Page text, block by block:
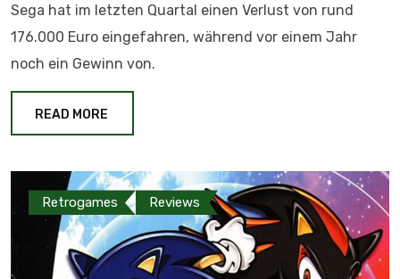
Sega hat im letzten Quartal einen Verlust von rund
176.000 Euro eingefahren, während vor einem Jahr
noch ein Gewinn von.
READ MORE
Retrogames Reviews